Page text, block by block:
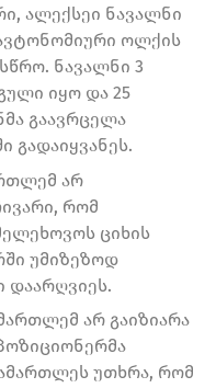
ალექსეი ნავალნი
ოლქის
ნავალნი 3
იყო და 25
გაავრცელა
გადაიყვანეს.
არ
რომ
ციხის
უმიზეზოდ
დაარღვიეს.
არ გაიზიარა
უთხრა, რომ